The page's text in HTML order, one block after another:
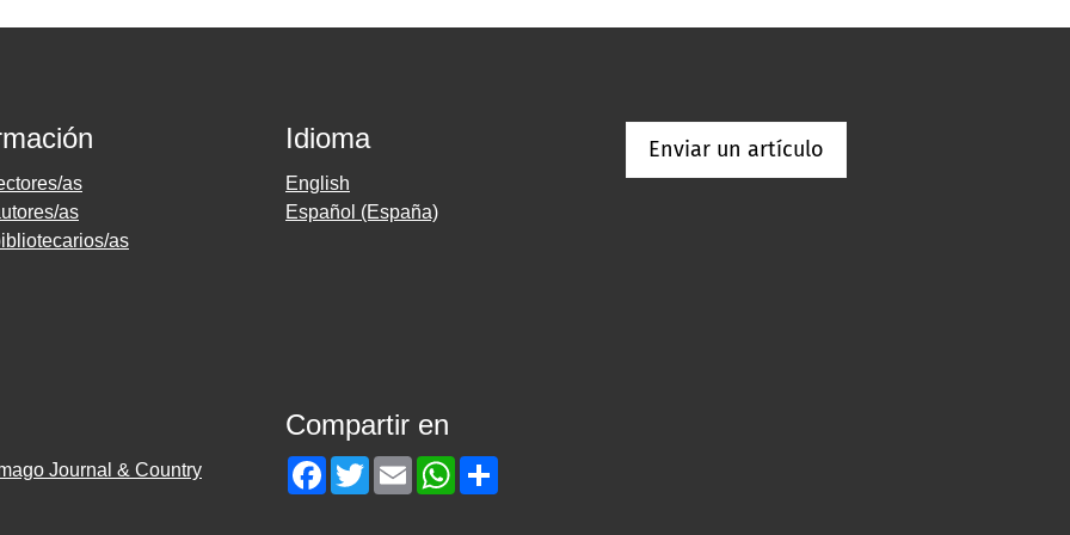
as
as
as
Idioma
English
Español (España)
Enviar un artículo
Compartir en
Facebook
TwitterEmailWhatsApp